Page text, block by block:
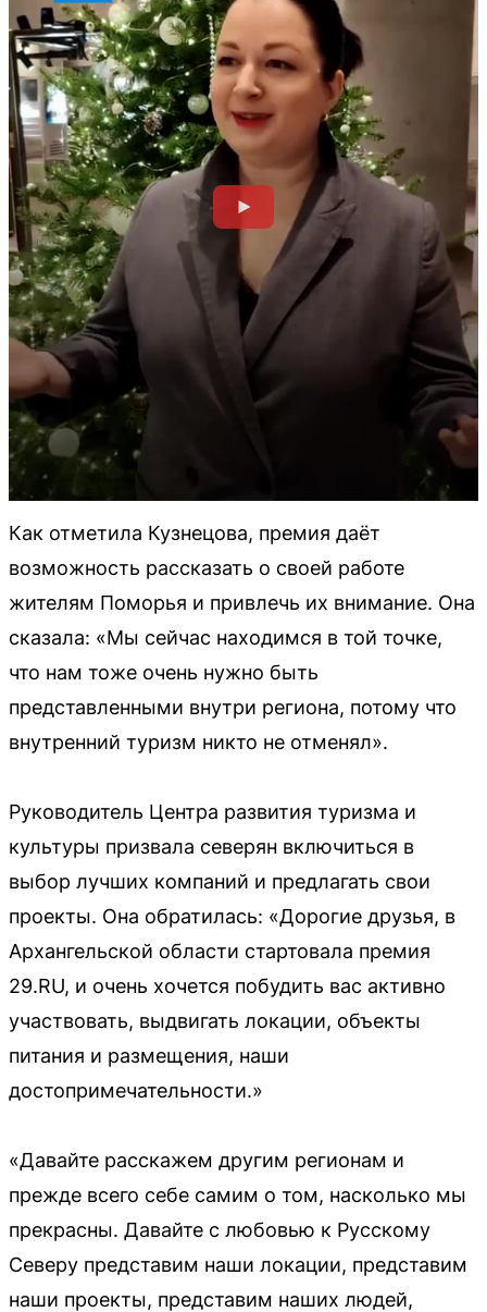
Как отметила Кузнецова, премия даёт
возможность рассказать о своей работе
жителям Поморья и привлечь их внимание. Она
сказала: «Мы сейчас находимся в той точке,
что нам тоже очень нужно быть
представленными внутри региона, потому что
внутренний туризм никто не отменял».
Руководитель Центра развития туризма и
культуры призвала северян включиться в
выбор лучших компаний и предлагать свои
проекты. Она обратилась: «Дорогие друзья, в
Архангельской области стартовала премия
29.RU, и очень хочется побудить вас активно
участвовать, выдвигать локации, объекты
питания и размещения, наши
достопримечательности.»
«Давайте расскажем другим регионам и
прежде всего себе самим о том, насколько мы
прекрасны. Давайте с любовью к Русскому
Северу представим наши локации, представим
наши проекты, представим наших людей,